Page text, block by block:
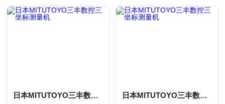
日本MITUTOYO三丰数控三坐标测量机 日本MITUTOYO三丰数控三坐标测量机